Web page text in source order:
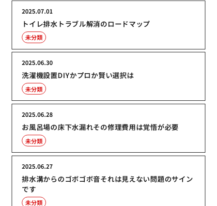
トイレ排水トラブル解消のロードマップ
2025.07.01
未分類
洗濯機設置DIYかプロか賢い選択は
2025.06.30
未分類
お風呂場の床下水漏れその修理費用は覚悟が必要
2025.06.28
未分類
排水溝からのゴボゴボ音それは見えない問題のサイン
です
2025.06.27
未分類